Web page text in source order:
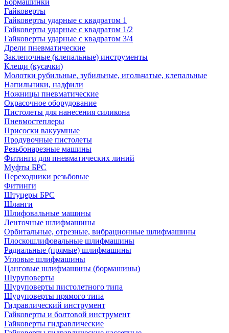
Бормашинки
Гайковерты
Гайковерты ударные с квадратом 1
Гайковерты ударные с квадратом 1/2
Гайковерты ударные с квадратом 3/4
Дрели пневматические
Заклепочные (клепальные) инструменты
Клещи (кусачки)
Молотки рубильные, зубильные, игольчатые, клепальные
Напильники, надфили
Ножницы пневматические
Окрасочное оборудование
Пистолеты для нанесения силикона
Пневмостеплеры
Присоски вакуумные
Продувочные пистолеты
Резьбонарезные машины
Фитинги для пневматических линий
Муфты БРС
Переходники резьбовые
Фитинги
Штуцеры БРС
Шланги
Шлифовальные машины
Ленточные шлифмашины
Орбитальные, отрезные, вибрационные шлифмашины
Плоскошлифовальные шлифмашины
Радиальные (прямые) шлифмашины
Угловые шлифмашины
Цанговые шлифмашины (бормашины)
Шуруповерты
Шуруповерты пистолетного типа
Шуруповерты прямого типа
Гидравлический инструмент
Гайковерты и болтовой инструмент
Гайковерты гидравлические